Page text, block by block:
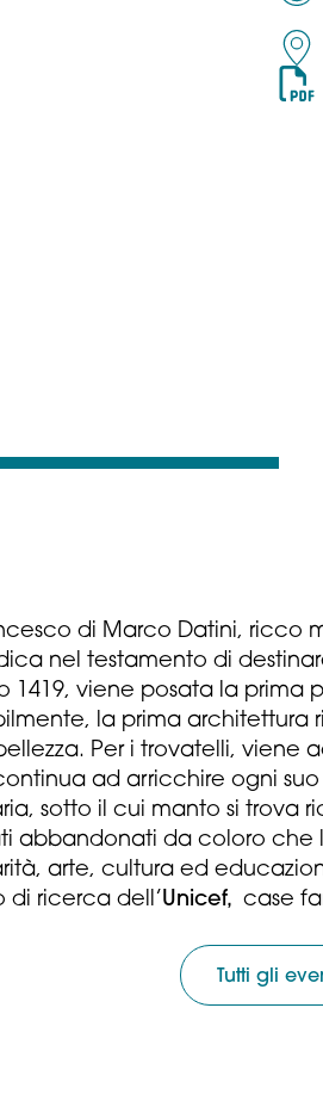
di Marco Datini, ricco
nel testamento di
viene posata la prima
la prima
Per i trovatelli,
ad arricchire ogni
sotto il cui manto si trova
abbandonati da coloro
arte, cultura ed
di ricerca dell’Unicef, case
Tutti gli